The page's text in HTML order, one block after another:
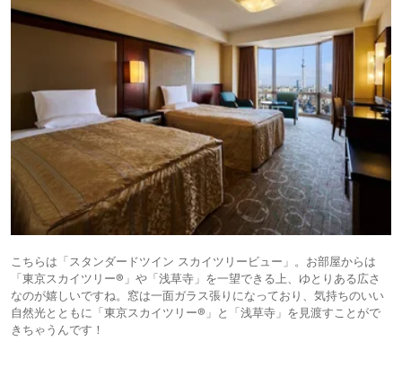
こちらは「スタンダードツイン スカイツリービュー」。お部屋からは
「東京スカイツリー®」や「浅草寺」を一望できる上、ゆとりある広さ
なのが嬉しいですね。窓は一面ガラス張りになっており、気持ちのいい
自然光とともに「東京スカイツリー®」と「浅草寺」を見渡すことがで
きちゃうんです！